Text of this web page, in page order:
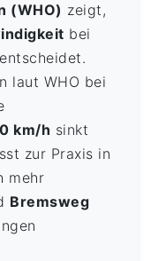
(WHO) zeigt,
bei
laut WHO bei
km/h sinkt
zur Praxis in
mehr
Bremsweg